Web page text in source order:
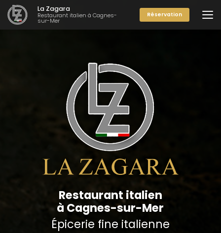
Aller
au
contenu
principal
La Zagara
Restaurant italien à Cagnes-
sur-Mer
Réservation
Restaurant italien
à Cagnes-sur-Mer
Épicerie fine italienne